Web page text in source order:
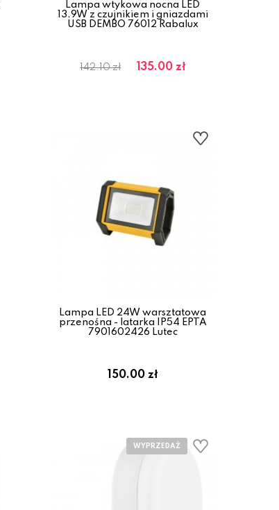
Lampa wtykowa nocna LED
13,9W z czujnikiem i gniazdami
USB DEMBO 76012 Rabalux
142.10 zł 135.00 zł
Lampa LED 24W warsztatowa
przenośna - latarka IP54 EPTA
7901602426 Lutec
150.00 zł